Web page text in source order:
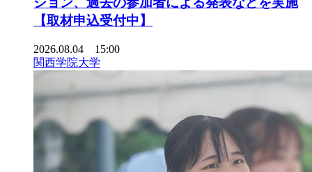
【取材申込受付中】
2026.08.04 15:00
関西学院大学